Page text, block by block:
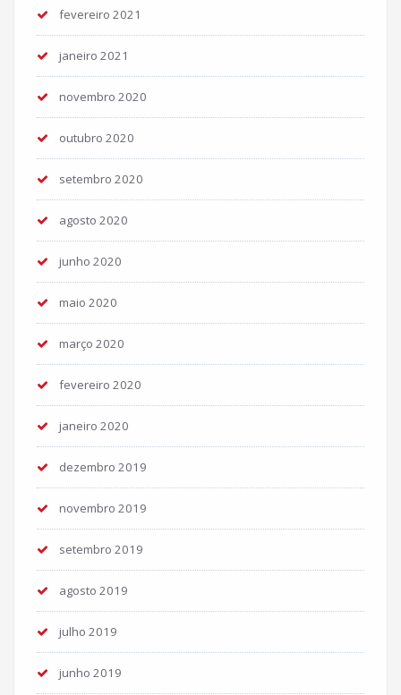
fevereiro 2021
janeiro 2021
novembro 2020
outubro 2020
setembro 2020
agosto 2020
junho 2020
maio 2020
março 2020
fevereiro 2020
janeiro 2020
dezembro 2019
novembro 2019
setembro 2019
agosto 2019
julho 2019
junho 2019